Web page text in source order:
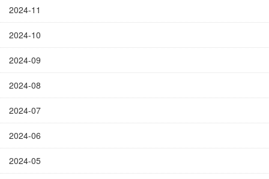
2024-11
2024-10
2024-09
2024-08
2024-07
2024-06
2024-05